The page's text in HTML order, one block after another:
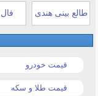
طالع بینی هندی
قیمت خودرو
قیمت طلا و سکه